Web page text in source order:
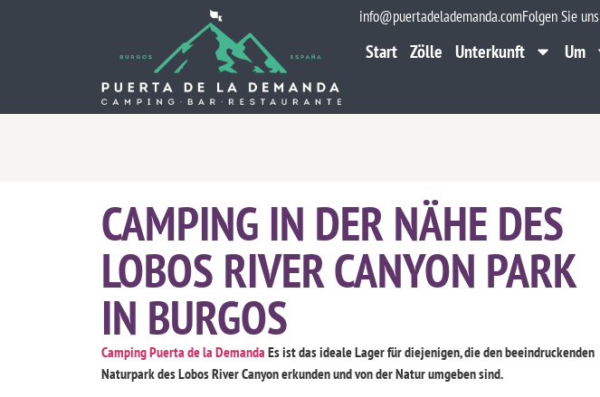
info@puertadelademanda.comFolgen Sie uns
Start Zölle Unterkunft Um
CAMPING IN DER NÄHE DES
LOBOS RIVER CANYON PARK
IN BURGOS
Camping Puerta de la Demanda Es ist das ideale Lager für diejenigen, die den beeindruckenden
Naturpark des Lobos River Canyon erkunden und von der Natur umgeben sind.